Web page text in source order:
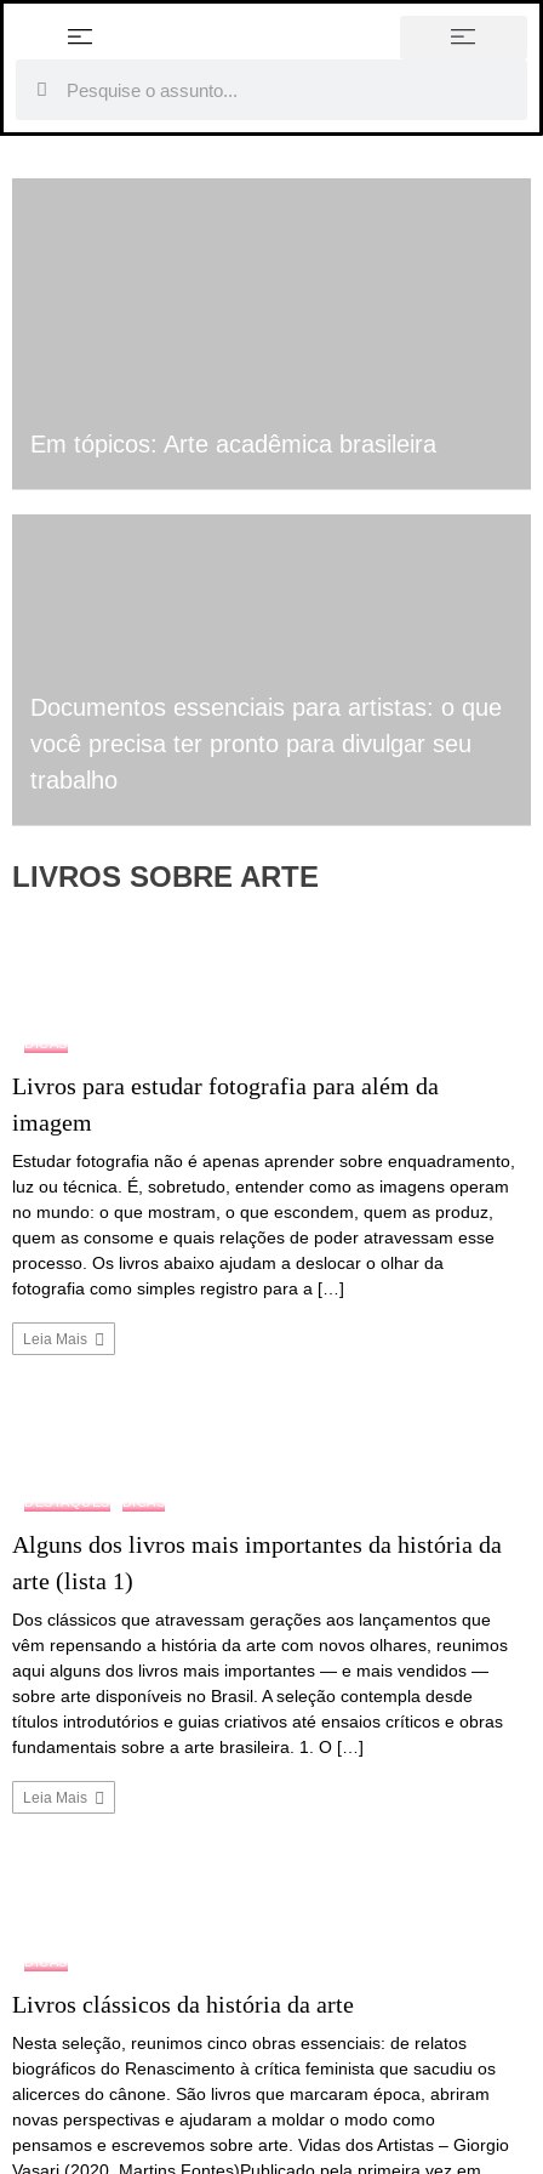
Em tópicos: Arte acadêmica brasileira
Documentos essenciais para artistas: o que
você precisa ter pronto para divulgar seu
trabalho
LIVROS SOBRE ARTE
DICAS
Livros para estudar fotografia para além da
imagem
Estudar fotografia não é apenas aprender sobre enquadramento,
luz ou técnica. É, sobretudo, entender como as imagens operam
no mundo: o que mostram, o que escondem, quem as produz,
quem as consome e quais relações de poder atravessam esse
processo. Os livros abaixo ajudam a deslocar o olhar da
fotografia como simples registro para a […]
Leia Mais
DESTAQUES DICAS
Alguns dos livros mais importantes da história da
arte (lista 1)
Dos clássicos que atravessam gerações aos lançamentos que
vêm repensando a história da arte com novos olhares, reunimos
aqui alguns dos livros mais importantes — e mais vendidos —
sobre arte disponíveis no Brasil. A seleção contempla desde
títulos introdutórios e guias criativos até ensaios críticos e obras
fundamentais sobre a arte brasileira. 1. O […]
Leia Mais
DICAS
Livros clássicos da história da arte
Nesta seleção, reunimos cinco obras essenciais: de relatos
biográficos do Renascimento à crítica feminista que sacudiu os
alicerces do cânone. São livros que marcaram época, abriram
novas perspectivas e ajudaram a moldar o modo como
pensamos e escrevemos sobre arte. Vidas dos Artistas – Giorgio
Vasari (2020, Martins Fontes)Publicado pela primeira vez em